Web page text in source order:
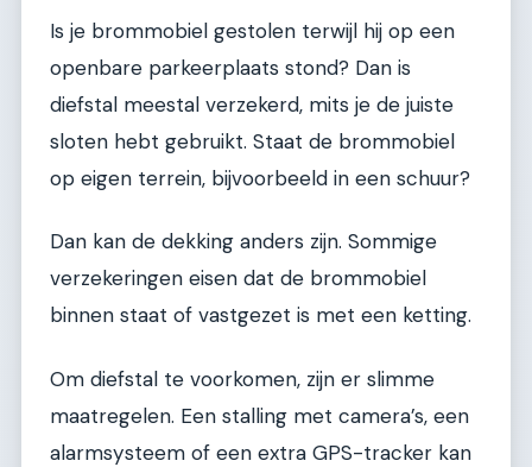
Is je brommobiel gestolen terwijl hij op een
openbare parkeerplaats stond? Dan is
diefstal meestal verzekerd, mits je de juiste
sloten hebt gebruikt. Staat de brommobiel
op eigen terrein, bijvoorbeeld in een schuur?
Dan kan de dekking anders zijn. Sommige
verzekeringen eisen dat de brommobiel
binnen staat of vastgezet is met een ketting.
Om diefstal te voorkomen, zijn er slimme
maatregelen. Een stalling met camera’s, een
alarmsysteem of een extra GPS-tracker kan